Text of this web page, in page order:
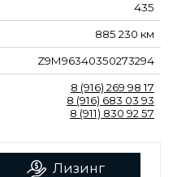
435
885 230 км
Z9M96340350273294
8 (916) 269 98 17
8 (916) 683 03 93
8 (911) 830 92 57
Лизинг